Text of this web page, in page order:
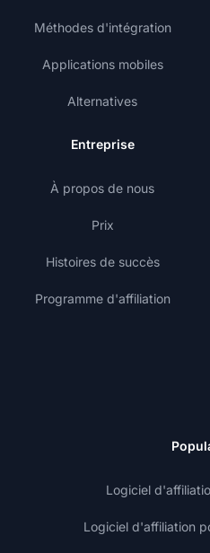
Méthodes d'intégration
Applications mobiles
Alternatives
Entreprise
À propos de nous
Prix
Histoires de succès
Programme d'affiliation
Logiciel
Logiciel d'affiliation